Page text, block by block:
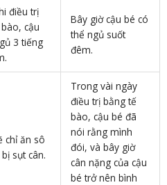
điều trị
cậu
3 tiếng
Bây giờ cậu bé có
thể ngủ suốt
đêm.
chỉ ăn sô
sụt cân.
Trong vài ngày
điều trị bằng tế
bào, cậu bé đã
nói rằng mình
đói, và bây giờ
cân nặng của cậu
bé trở nên bình